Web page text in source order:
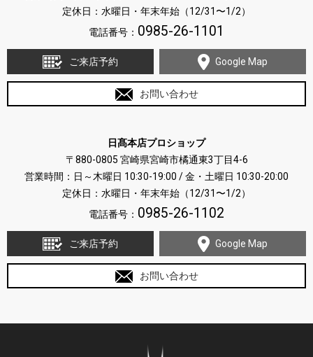
定休日：水曜日・年末年始（12/31〜1/2）
電話番号： 0985-26-1101
ご来店予約 Google Map
お問い合わせ
日髙本店プロショップ
〒880-0805 宮崎県宮崎市橘通東3丁目4-6
営業時間：日～木曜日 10:30-19:00 / 金・土曜日 10:30-20:00
定休日：水曜日・年末年始（12/31〜1/2）
電話番号： 0985-26-1102
ご来店予約 Google Map
お問い合わせ